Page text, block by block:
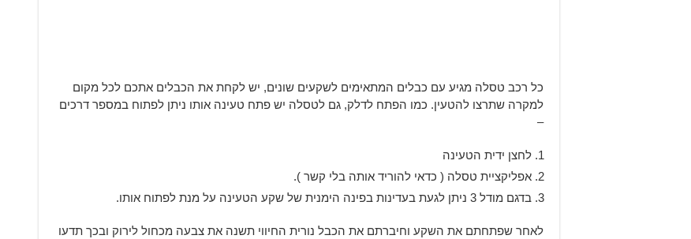
כל רכב טסלה מגיע עם כבלים המתאימים לשקעים שונים, יש לקחת את הכבלים אתכם לכל מקום
למקרה שתרצו להטעין. כמו הפתח לדלק, גם לטסלה יש פתח טעינה אותו ניתן לפתוח במספר דרכים
–
לחצן ידית הטעינה
אפליקציית טסלה ( כדאי להוריד אותה בלי קשר ).
בדגם מודל 3 ניתן לגעת בעדינות בפינה הימנית של שקע הטעינה על מנת לפתוח אותו.
לאחר שפתחתם את השקע וחיברתם את הכבל נורית החיווי תשנה את צבעה מכחול לירוק ובכך תדעו